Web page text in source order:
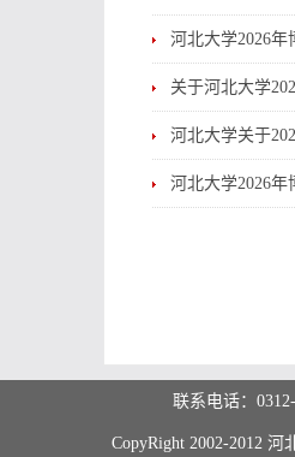
河北大学2026
关于河北大学
河北大学关于
河北大学2026
联系电话：
CopyRight 2002-2012